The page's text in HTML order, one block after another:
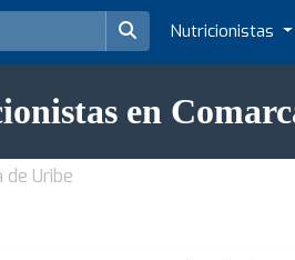
Nutricionistas
en
de Uribe